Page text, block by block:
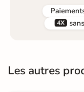

Les autres